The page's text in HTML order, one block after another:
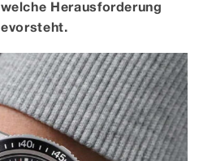
Herausforderung